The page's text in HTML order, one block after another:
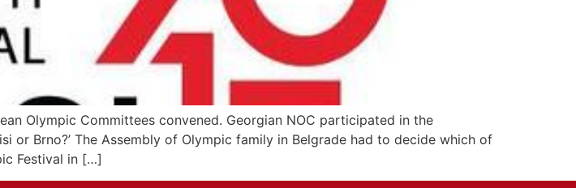
Olympic Committees convened. Georgian NOC participated in the
or Brno?’ The Assembly of Olympic family in Belgrade had to decide which of
Festival in […]